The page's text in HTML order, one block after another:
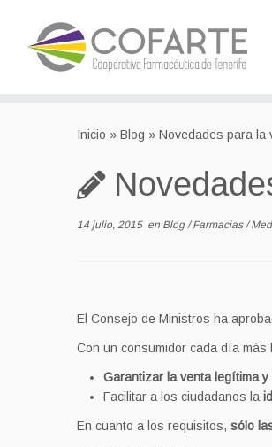
Inicio » Blog » Novedades para la
14 julio, 2015en Blog/Farmacias/
El Consejo de Ministros ha
Con un consumidor cada día
Garantizar la venta legítima
Facilitar a los ciudadanos la
En cuanto a los requisitos, sólo